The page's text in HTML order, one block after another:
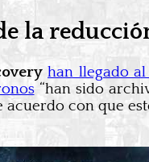
la
han llegado
“han sido
con que